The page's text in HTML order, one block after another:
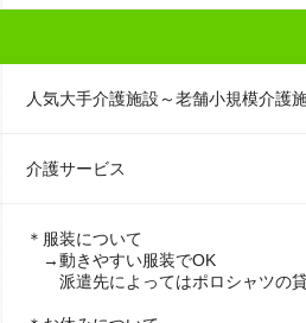
人気大手介護施設～老舗小規模介護
介護サービス
＊服装について
→動きやすい服装でOK
派遣先によってはポロシャツの貸